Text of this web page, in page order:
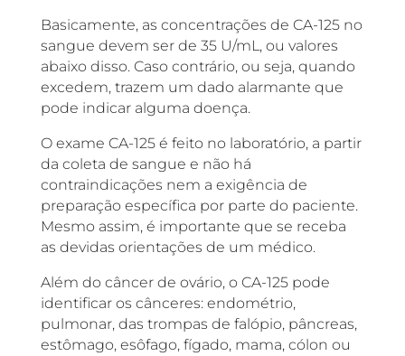
Basicamente, as concentrações de CA-125 no
sangue devem ser de 35 U/mL, ou valores
abaixo disso. Caso contrário, ou seja, quando
excedem, trazem um dado alarmante que
pode indicar alguma doença.
O exame CA-125 é feito no laboratório, a partir
da coleta de sangue e não há
contraindicações nem a exigência de
preparação específica por parte do paciente.
Mesmo assim, é importante que se receba
as devidas orientações de um médico.
Além do câncer de ovário, o CA-125 pode
identificar os cânceres: endométrio,
pulmonar, das trompas de falópio, pâncreas,
estômago, esôfago, fígado, mama, cólon ou